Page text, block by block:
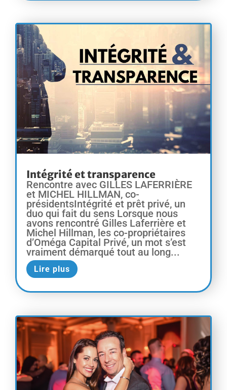
Intégrité et transparence
Rencontre avec GILLES LAFERRIÈRE
et MICHEL HILLMAN, co-
présidentsIntégrité et prêt privé, un
duo qui fait du sens Lorsque nous
avons rencontré Gilles Laferrière et
Michel Hillman, les co-propriétaires
d’Oméga Capital Privé, un mot s’est
vraiment démarqué tout au long...
Lire plus